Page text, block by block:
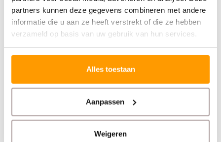
partners kunnen deze gegevens combineren met andere
informatie die u aan ze heeft verstrekt of die ze hebben
verzameld op basis van uw gebruik van hun services.
Alles toestaan
Aanpassen
Weigeren
Touch 90
€52,00
ZD421D
Starterspakket
€275,00